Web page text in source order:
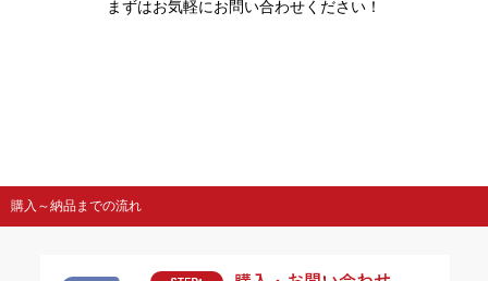
まずはお気軽にお問い合わせください！
購入～納品までの流れ